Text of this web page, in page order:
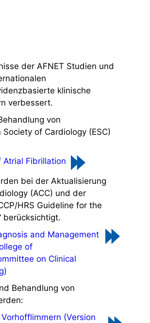
der AFNET Studien und
klinische
verbessert.
von
of Cardiology (ESC)
Atrial Fibrillation
bei der Aktualisierung
(ACC) und der
HRS Guideline for the
berücksichtigt.
and Management
of
on Clinical
Behandlung von
(Version